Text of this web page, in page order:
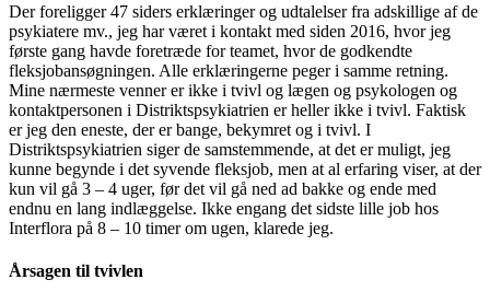
Der foreligger 47 siders erklæringer og udtalelser fra adskillige af de
psykiatere mv., jeg har været i kontakt med siden 2016, hvor jeg
første gang havde foretræde for teamet, hvor de godkendte
fleksjobansøgningen. Alle erklæringerne peger i samme retning.
Mine nærmeste venner er ikke i tvivl og lægen og psykologen og
kontaktpersonen i Distriktspsykiatrien er heller ikke i tvivl. Faktisk
er jeg den eneste, der er bange, bekymret og i tvivl. I
Distriktspsykiatrien siger de samstemmende, at det er muligt, jeg
kunne begynde i det syvende fleksjob, men at al erfaring viser, at der
kun vil gå 3 – 4 uger, før det vil gå ned ad bakke og ende med
endnu en lang indlæggelse. Ikke engang det sidste lille job hos
Interflora på 8 – 10 timer om ugen, klarede jeg.
Årsagen til tvivlen